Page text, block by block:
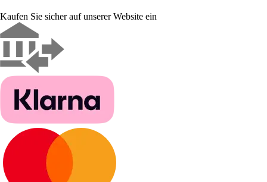
Kaufen Sie sicher auf unserer Website ein